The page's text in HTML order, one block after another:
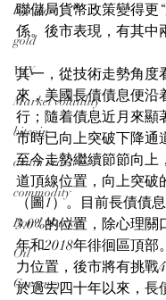
Backtest
gold
VIX
Market volatility
bitcoin
death cross
commodity
Bond Market
Oil
Currency
聯儲局貨幣政策變得更
係。後市表現，有其中
其一，從技術走勢角度
來，美國長債債息便沿
行；隨着債息近月來顯
市時已向上突破下降通
至今走勢繼續節節向上
道頂線位置，向上突破
（圖1）。目前長債債
3.0%的位置，除心理關
年和2018年徘徊區頂部
力位置，後市將有挑戰
於過去四十年以來，長